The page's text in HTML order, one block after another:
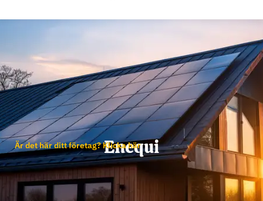
Enequi
Är det här ditt företag? Klicka här